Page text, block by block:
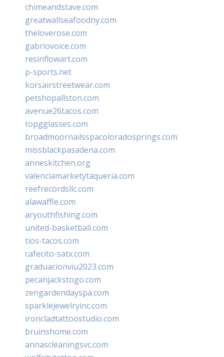
chimeandstave.com
greatwallseafoodny.com
theloverose.com
gabriovoice.com
resinflowart.com
p-sports.net
korsairstreetwear.com
petshopallston.com
avenue26tacos.com
topgglasses.com
broadmoornailsspacoloradosprings.com
missblackpasadena.com
anneskitchen.org
valenciamarketytaqueria.com
reefrecordsllc.com
alawaffle.com
aryouthfishing.com
united-basketball.com
tios-tacos.com
cafecito-satx.com
graduacionviu2023.com
pecanjackstogo.com
zengardendayspa.com
sparklejewelryinc.com
ironcladtattoostudio.com
bruinshome.com
annascleaningsvc.com